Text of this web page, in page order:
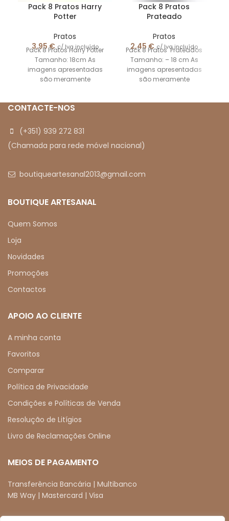
Pack 8 Pratos Harry
Potter
Pratos
3,95€ c/ Iva incluído
Pack 8 Pratos Harry Potter
Tamanho: 18cm As
imagens apresentadas
são meramente
Pack 8 Pratos
Prateado
Pratos
2,45 € c/ Iva incluído
Pack 8 Pratos Prateados
Tamanho: – 18 cm As
imagens apresentadas
são meramente
CONTACTE-NOS
(+351) 939 272 831
(Chamada para rede móvel nacional)
boutiqueartesanal2013@gmail.com
BOUTIQUE ARTESANAL
Quem Somos
Loja
Novidades
Promoções
Contactos
APOIO AO CLIENTE
A minha conta
Favoritos
Comparar
Política de Privacidade
Condições e Políticas de Venda
Resolução de Litígios
Livro de Reclamações Online
MEIOS DE PAGAMENTO
Transferência Bancária | Multibanco
MB Way | Mastercard | Visa